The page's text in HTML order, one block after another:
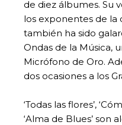
de diez álbumes. Su
los exponentes de la
también ha sido
Ondas de la Música,
Micrófono de Oro.
dos ocasiones a los
‘Todas las flores’,
‘Alma de Blues’ son